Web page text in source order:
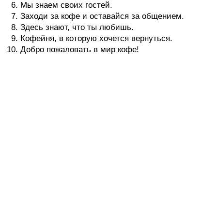
Мы знаем своих гостей.
Заходи за кофе и оставайся за общением.
Здесь знают, что ты любишь.
Кофейня, в которую хочется вернуться.
Добро пожаловать в мир кофе!